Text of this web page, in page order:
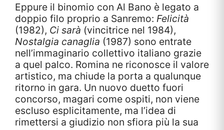
Eppure il binomio con Al Bano è legato a
doppio filo proprio a Sanremo: Felicità
(1982), Ci sarà (vincitrice nel 1984),
Nostalgia canaglia (1987) sono entrate
nell’immaginario collettivo italiano grazie
a quel palco. Romina ne riconosce il valore
artistico, ma chiude la porta a qualunque
ritorno in gara. Un nuovo duetto fuori
concorso, magari come ospiti, non viene
escluso esplicitamente, ma l’idea di
rimettersi a giudizio non sfiora più la sua